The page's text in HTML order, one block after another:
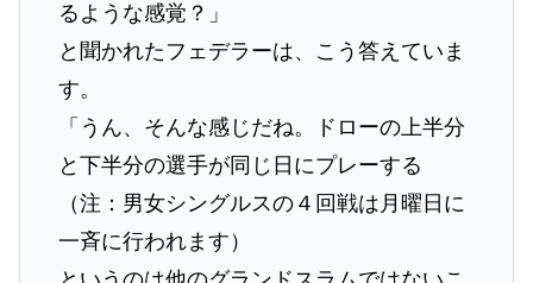
るような感覚？」
と聞かれたフェデラーは、こう答えていま
す。
「うん、そんな感じだね。ドローの上半分
と下半分の選手が同じ日にプレーする
（注：男女シングルスの４回戦は月曜日に
一斉に行われます）